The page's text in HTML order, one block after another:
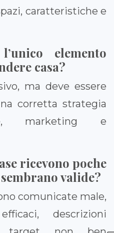
caratteristiche e
elemento
casa?
ma deve essere
corretta strategia
marketing e
ricevono poche
valide?
comunicate male,
descrizioni